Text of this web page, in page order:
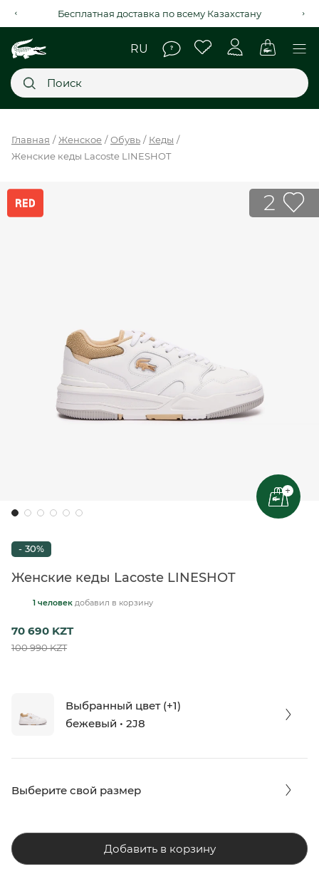
Рассрочка на 4 месяца через Kaspi Red+
НОВИНКИ
SALE
Главная Женское Обувь
Кеды
Женские кеды Lacoste LINESHOT
2
+
- 30%
Женские кеды Lacoste LINESHOT
1 человек добавил в корзину
70 690 KZT
100 990 KZT
Выбранный цвет (+1)
бежевый • 2J8
Выберите свой размер
Добавить в корзину